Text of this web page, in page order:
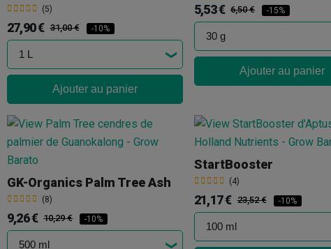
(5)
27,90 € 31,00 € -10%
Ajouter au panier
5,53 € 6,50 € -15%
Ajouter au panier
GK-Organics Palm Tree Ash
(8)
9,26 € 10,29 € -10%
StartBooster
(4)
21,17 € 23,52 € -10%